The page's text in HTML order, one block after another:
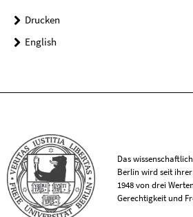
Drucken
English
Das
Berlin wird seit
1948 von drei
Gerechtigkeit und